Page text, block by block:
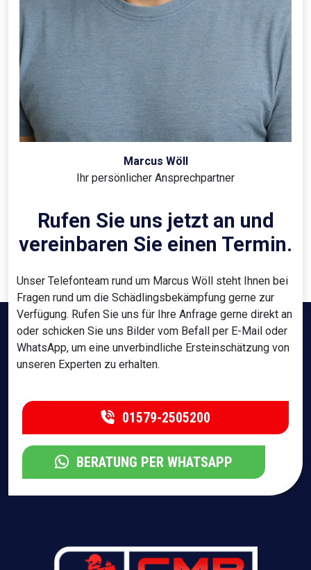
Marcus Wöll
Ihr persönlicher Ansprechpartner
Rufen Sie uns jetzt an und
vereinbaren Sie einen Termin.
Unser Telefonteam rund um Marcus Wöll steht Ihnen bei
Fragen rund um die Schädlingsbekämpfung gerne zur
Verfügung. Rufen Sie uns für Ihre Anfrage gerne direkt an
oder schicken Sie uns Bilder vom Befall per E-Mail oder
WhatsApp, um eine unverbindliche Ersteinschätzung von
unseren Experten zu erhalten.
01579-2505200
BERATUNG PER WHATSAPP